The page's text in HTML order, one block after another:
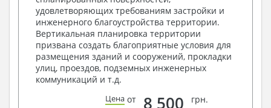
Архитектурные узлы в конструкциях
2. Конструктивный раздел:
Общие данные по проекту
Схемы расположения и расчеты фундаментов
Элементы каркаса – схемы расположения
Схема расположения перекрытий
Опоры перекрытия на стены или Узлы
удовлетворяющих требованиям застройки и
инженерного благоустройства территории.
Вертикальная планировка территории
призвана создать благоприятные условия для
размещения зданий и сооружений, прокладки
улиц, проездов, подземных инженерных
коммуникаций и т.д.
Цена от 8 500 грн.